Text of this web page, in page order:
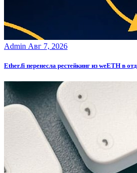
Admin Авг 7, 2026
Ether.fi перенесла рестейкинг из weETH в